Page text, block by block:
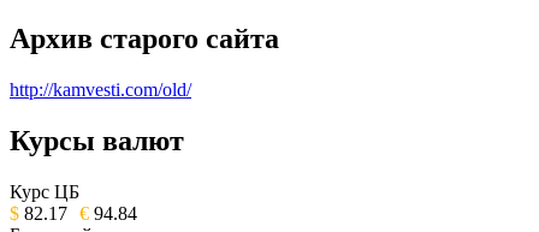
Архив старого сайта
http://kamvesti.com/old/
ОБЩЕСТВЕННО-ПОЛИТИЧЕСКОЕ
ИЗДАНИЕ КАМЧАТСКОГО КРАЯ.
Курсы валют
Курс ЦБ
$ 82.17 € 94.84